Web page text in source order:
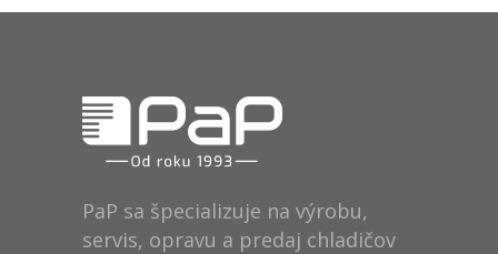
PaP sa špecializuje na výrobu,
servis, opravu a predaj chladičov